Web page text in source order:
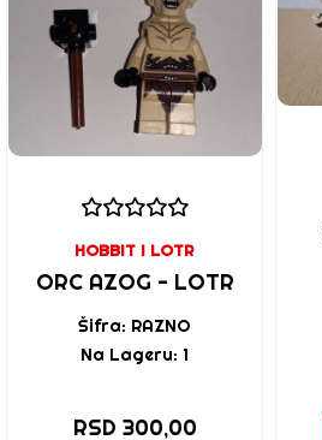
HOBBIT I LOTR
ORC AZOG - LOTR
Šifra: RAZNO
Na Lageru: 1
RSD 300,00